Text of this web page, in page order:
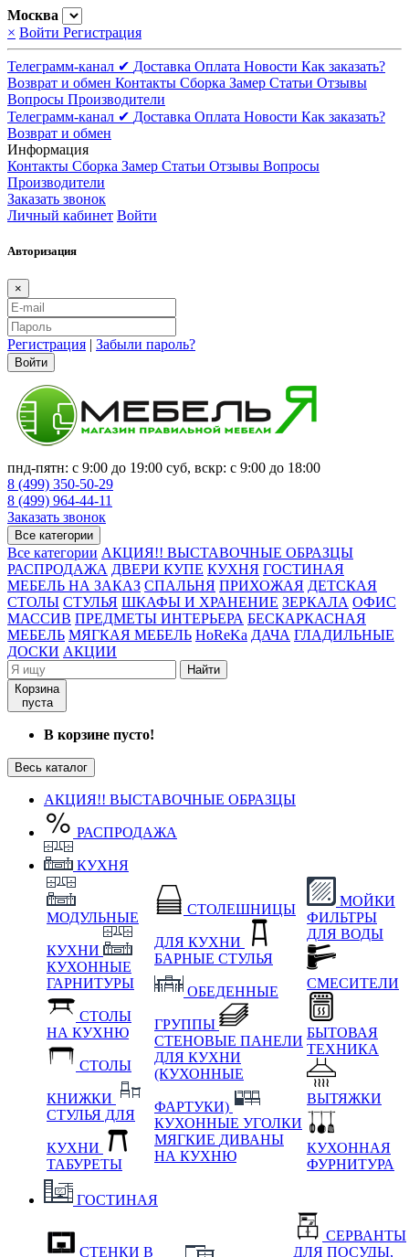
Москва
× Войти Регистрация
Телеграмм-канал ✔ Доставка Оплата Новости Как заказать?
Возврат и обмен Контакты Сборка Замер Статьи Отзывы
Вопросы Производители
Телеграмм-канал ✔ Доставка Оплата Новости Как заказать?
Возврат и обмен
Информация
Контакты Сборка Замер Статьи Отзывы Вопросы
Производители
Заказать звонок
Личный кабинет Войти
Авторизация
×
Регистрация | Забыли пароль?
Войти
пнд-пятн: с 9:00 до 19:00 суб, вскр: с 9:00 до 18:00
8 (499) 350-50-29
8 (499) 964-44-11
Заказать звонок
Все категории
Все категории АКЦИЯ!! ВЫСТАВОЧНЫЕ ОБРАЗЦЫ
РАСПРОДАЖА ДВЕРИ КУПЕ КУХНЯ ГОСТИНАЯ
МЕБЕЛЬ НА ЗАКАЗ СПАЛЬНЯ ПРИХОЖАЯ ДЕТСКАЯ
СТОЛЫ СТУЛЬЯ ШКАФЫ И ХРАНЕНИЕ ЗЕРКАЛА ОФИС
МАССИВ ПРЕДМЕТЫ ИНТЕРЬЕРА БЕСКАРКАСНАЯ
МЕБЕЛЬ МЯГКАЯ МЕБЕЛЬ HoReKa ДАЧА ГЛАДИЛЬНЫЕ
ДОСКИ АКЦИИ
Найти
Корзина
пуста
В корзине пусто!
Весь каталог
АКЦИЯ!! ВЫСТАВОЧНЫЕ ОБРАЗЦЫ
РАСПРОДАЖА
КУХНЯ
МОДУЛЬНЫЕ
КУХНИ
КУХОННЫЕ
ГАРНИТУРЫ
СТОЛЫ
НА КУХНЮ
СТОЛЫ
КНИЖКИ
СТУЛЬЯ ДЛЯ
КУХНИ
ТАБУРЕТЫ
СТОЛЕШНИЦЫ
ДЛЯ КУХНИ
БАРНЫЕ СТУЛЬЯ
ОБЕДЕННЫЕ
ГРУППЫ
СТЕНОВЫЕ ПАНЕЛИ
ДЛЯ КУХНИ
(КУХОННЫЕ
ФАРТУКИ)
КУХОННЫЕ УГОЛКИ
МЯГКИЕ ДИВАНЫ
НА КУХНЮ
МОЙКИ
ФИЛЬТРЫ
ДЛЯ ВОДЫ
СМЕСИТЕЛИ
БЫТОВАЯ
ТЕХНИКА
ВЫТЯЖКИ
КУХОННАЯ
ФУРНИТУРА
ГОСТИНАЯ
СТЕНКИ В
СЕРВАНТЫ
ДЛЯ ПОСУДЫ,